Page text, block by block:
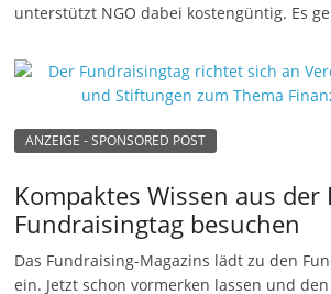
unterstützt NGO dabei kostengüntig. Es
ANZEIGE - SPONSORED POST
Kompaktes Wissen aus der
Fundraisingtag besuchen
Das Fundraising-Magazins lädt zu den
ein. Jetzt schon vormerken lassen und